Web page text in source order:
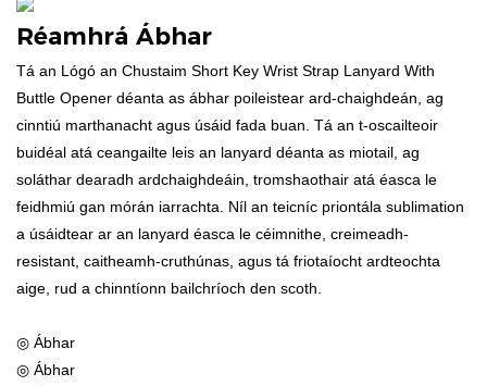
Réamhrá Ábhar
Tá an Lógó an Chustaim Short Key Wrist Strap Lanyard With
Buttle Opener déanta as ábhar poileistear ard-chaighdeán, ag
cinntiú marthanacht agus úsáid fada buan. Tá an t-oscailteoir
buidéal atá ceangailte leis an lanyard déanta as miotail, ag
soláthar dearadh ardchaighdeáin, tromshaothair atá éasca le
feidhmiú gan mórán iarrachta. Níl an teicníc priontála sublimation
a úsáidtear ar an lanyard éasca le céimnithe, creimeadh-
resistant, caitheamh-cruthúnas, agus tá friotaíocht ardteochta
aige, rud a chinntíonn bailchríoch den scoth.
◎ Ábhar
◎ Ábhar